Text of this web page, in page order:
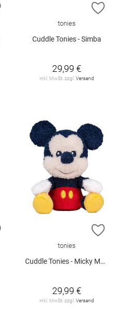
ZUR WUNSCHLISTE HINZUFÜGEN
ZUR
tonies
Cuddle Tonies - Simba
29,99 €
inkl. MwSt. zzgl.Versand
ZUR WUNSCHLISTE HINZUFÜGEN
ZUR
tonies
Cuddle Tonies - Micky Maus
29,99 €
inkl. MwSt. zzgl.Versand